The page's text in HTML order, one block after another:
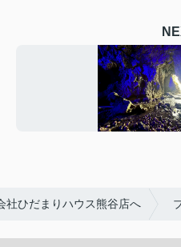
社ひだまりハウス熊谷店へ